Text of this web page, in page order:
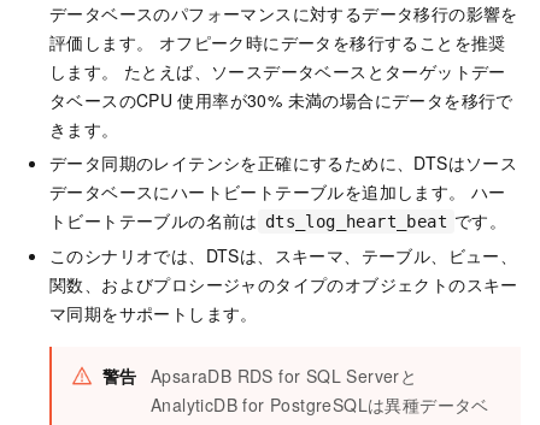
データベースのパフォーマンスに対するデータ移行の影響を
評価します。 オフピーク時にデータを移行することを推奨
します。 たとえば、ソースデータベースとターゲットデー
タベースのCPU 使用率が30% 未満の場合にデータを移行で
きます。
データ同期のレイテンシを正確にするために、DTSはソース
データベースにハートビートテーブルを追加します。 ハー
トビートテーブルの名前は dts_log_heart_beat です。
このシナリオでは、DTSは、スキーマ、テーブル、ビュー、
関数、およびプロシージャのタイプのオブジェクトのスキー
マ同期をサポートします。
警告 ApsaraDB RDS for SQL Serverと
AnalyticDB for PostgreSQLは異種データベ